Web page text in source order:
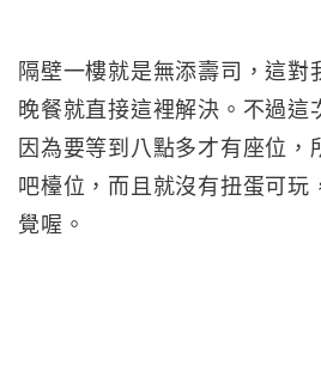
隔壁一樓就是無添壽司，這對
晚餐就直接這裡解決。不過這
因為要等到八點多才有座位，
吧檯位，而且就沒有扭蛋可玩
覺喔。